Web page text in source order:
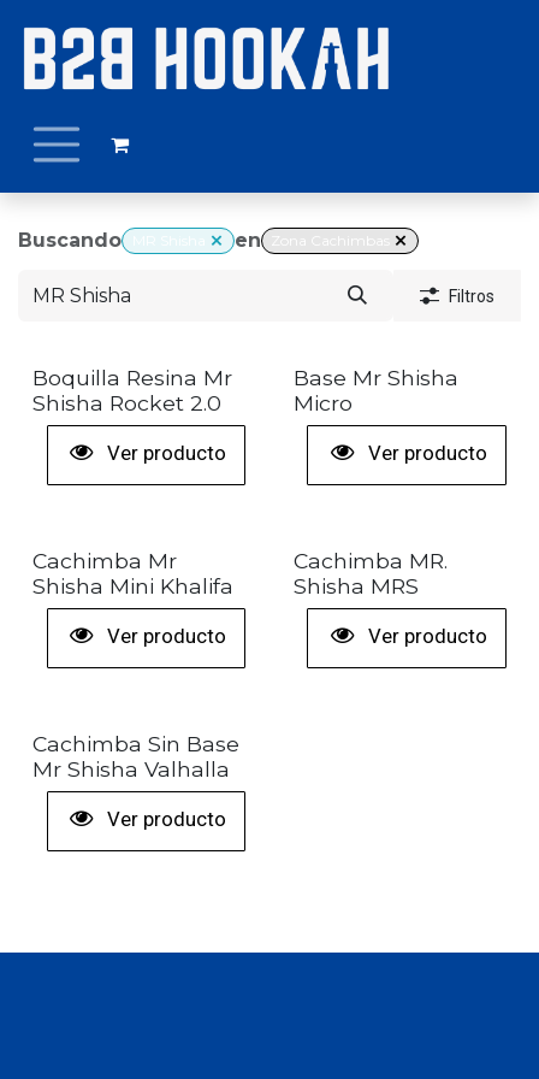
Buscando en Zona Cachimbas
Filtros
Boquilla Resina Mr
Shisha Rocket 2.0
Ver producto
Base Mr Shisha
Micro
Ver producto
+ COLORES
Cachimba Mr
Shisha Mini Khalifa
Ver producto
+ COLORES
Cachimba MR.
Shisha MRS
Ver producto
+ COLORES
Cachimba Sin Base
Mr Shisha Valhalla
Ver producto